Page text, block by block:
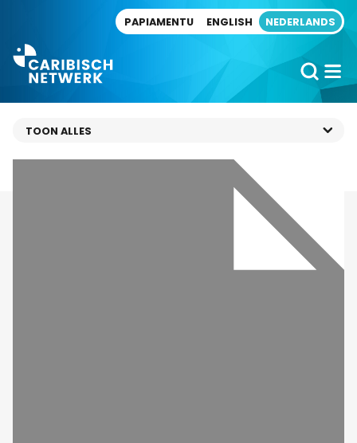
PAPIAMENTU ENGLISH NEDERLANDS